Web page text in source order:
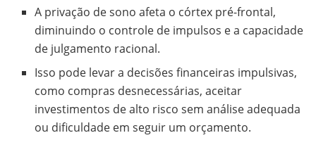
A privação de sono afeta o córtex pré-frontal,
diminuindo o controle de impulsos e a capacidade
de julgamento racional.
Isso pode levar a decisões financeiras impulsivas,
como compras desnecessárias, aceitar
investimentos de alto risco sem análise adequada
ou dificuldade em seguir um orçamento.